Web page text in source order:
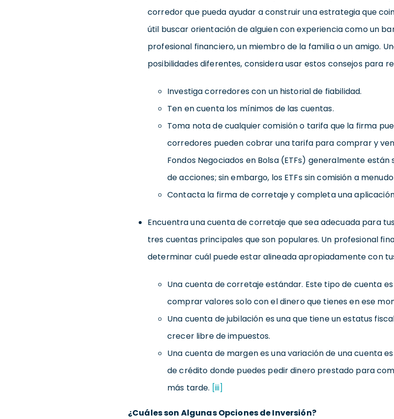
corredor que pueda ayudar a construir una estrategia que
útil buscar orientación de alguien con experiencia como un
profesional financiero, un miembro de la familia o un amigo.
posibilidades diferentes, considera usar estos consejos para
Investiga corredores con un historial de fiabilidad.
Ten en cuenta los mínimos de las cuentas.
Toma nota de cualquier comisión o tarifa que la firma
corredores pueden cobrar una tarifa para comprar y
Fondos Negociados en Bolsa (ETFs) generalmente
de acciones; sin embargo, los ETFs sin comisión a
Contacta la firma de corretaje y completa una
Encuentra una cuenta de corretaje que sea adecuada para
tres cuentas principales que son populares. Un profesional
determinar cuál puede estar alineada apropiadamente con
Una cuenta de corretaje estándar. Este tipo de cuenta
comprar valores solo con el dinero que tienes en ese
Una cuenta de jubilación es una que tiene un estatus
crecer libre de impuestos.
Una cuenta de margen es una variación de una cuenta
de crédito donde puedes pedir dinero prestado para
más tarde. [iii]
¿Cuáles son Algunas Opciones de Inversión?